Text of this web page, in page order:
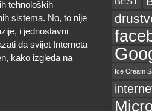
tehnoloških
sistema. No, to nije
i jednostavni
da svijet Interneta
kako izgleda na
Ice Cream